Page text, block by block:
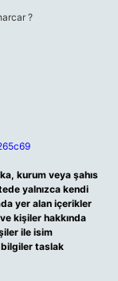
?
kurum veya şahıs
yalnızca kendi
yer alan içerikler
kişiler hakkında
ile isim
taslak